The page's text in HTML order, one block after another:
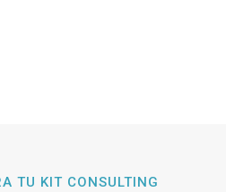
TU KIT CONSULTING